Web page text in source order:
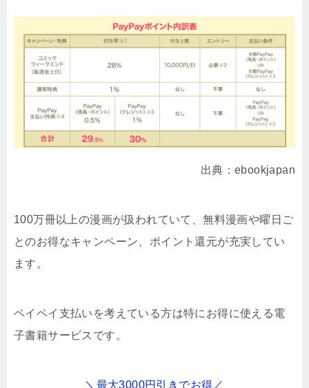
出典：ebookjapan
100万冊以上の漫画が扱われていて、無料漫画や曜日ご
とのお得なキャンペーン、ポイント還元が充実してい
ます。
ペイペイ支払いを考えている方は特にお得に使える電
子書籍サービスです。
＼最大3000円引きでお得／